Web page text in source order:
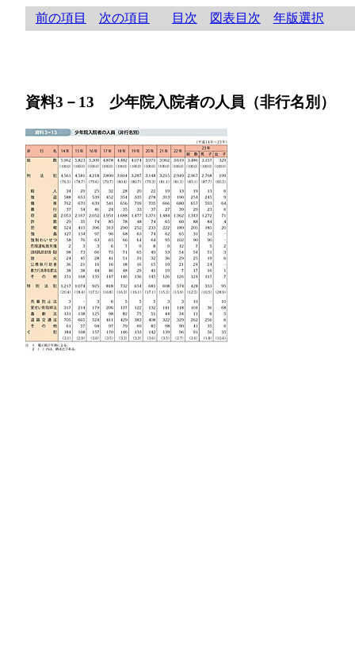
前の項目 次の項目 目次 図表目次 年版選択
資料3－13 少年院入院者の人員（非行名別）